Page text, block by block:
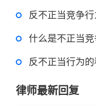
反不正当竞争行为具
什么是不正当竞争行为
反不正当行为的种类
律师最新回复
2022-08-30 09:48:22
律师回